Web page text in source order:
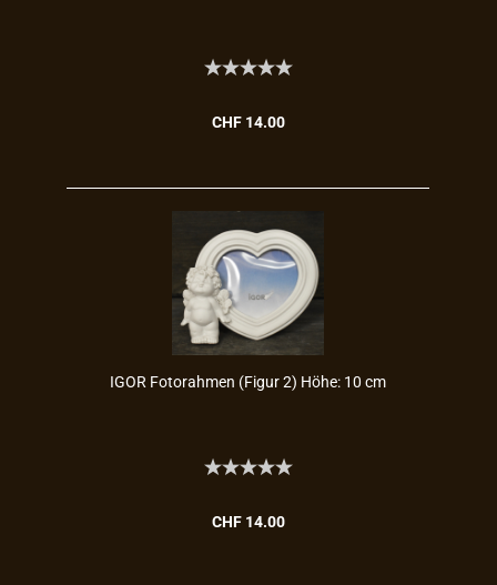
CHF 14.00
IGOR Fo­to­rah­men (Figur 2) Höhe: 10 cm
CHF 14.00